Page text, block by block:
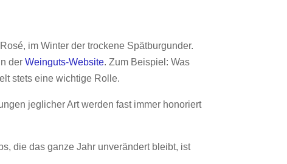
im Winter der trockene Spätburgunder.
derWeinguts-Website. Zum Beispiel: Was
stets eine wichtige Rolle.
jeglicher Art werden fast immer honoriert
die das ganze Jahr unverändert bleibt, ist